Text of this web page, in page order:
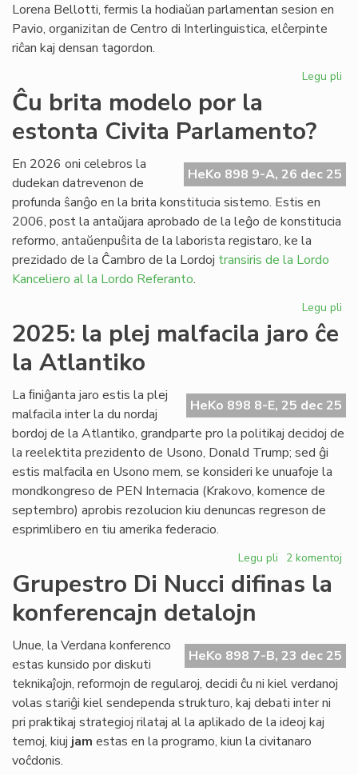
Pavio
Lorena Bellotti, fermis la hodiaŭan parlamentan sesion en
Pavio, organizitan de Centro di Interlinguistica, elĉerpinte
riĉan kaj densan tagordon.
Legu pli
la
Ĉu brita modelo por la
estonta Civita Parlamento?
HeKo 898 9-A, 26 dec 25
En 2026 oni celebros la
dudekan datrevenon de
profunda ŝanĝo en la brita konstitucia sistemo. Estis en
2006, post la antaŭjara aprobado de la leĝo de konstitucia
reformo, antaŭenpuŝita de la laborista registaro, ke la
prezidado de la Ĉambro de la Lordoj transiris de la Lordo
Kanceliero al la Lordo Referanto.
Legu pli
la
2025: la plej malfacila jaro ĉe
la Atlantiko
HeKo 898 8-E, 25 dec 25
La ﬁniĝanta jaro estis la plej
malfacila inter la du nordaj
bordoj de la Atlantiko, grandparte pro la politikaj decidoj de
la reelektita prezidento de Usono, Donald Trump; sed ĝi
estis malfacila en Usono mem, se konsideri ke unuafoje la
mondkongreso de PEN Internacia (Krakovo, komence de
septembro) aprobis rezolucion kiu denuncas regreson de
esprimlibero en tiu amerika federacio.
Legu pli pri
la
jaro
ĉe
la
Atlantiko
2 komentoj
Grupestro Di Nucci difinas la
konferencajn detalojn
HeKo 898 7-B, 23 dec 25
Unue, la Verdana konferenco
estas kunsido por diskuti
teknikaĵojn, reformojn de regularoj, decidi ĉu ni kiel verdanoj
volas stariĝi kiel sendependa strukturo, kaj debati inter ni
pri praktikaj strategioj rilataj al la aplikado de la ideoj kaj
temoj, kiuj jam estas en la programo, kiun la civitanaro
voĉdonis.